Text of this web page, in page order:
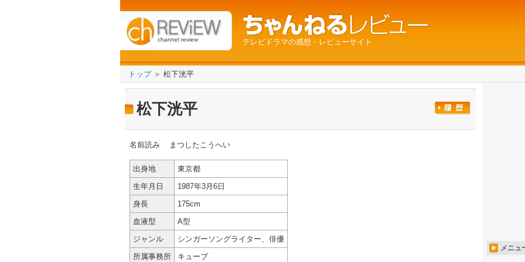
channel review テレビドラマの感想・レビューサイト
トップ＞ 松下洸平
松下洸平
名前読み まつしたこうへい
出身地
東京都
生年月日
1987年3月6日
身長
175cm
血液型
A型
ジャンル
シンガーソングライター、俳優
所属事務所
キューブ
メニュ